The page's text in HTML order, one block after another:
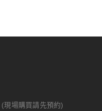
(現場購買請先預約)